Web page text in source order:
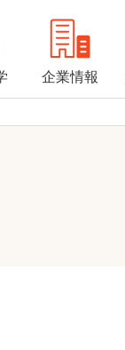
企業情報